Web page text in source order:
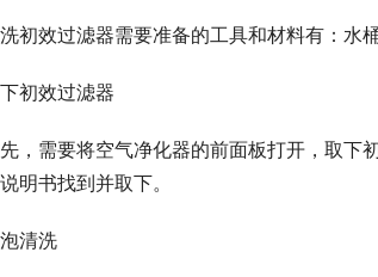
初效过滤器需要准备的工具和材料有：水
初效过滤器
，需要将空气净化器的前面板打开，取下
明书找到并取下。
清洗